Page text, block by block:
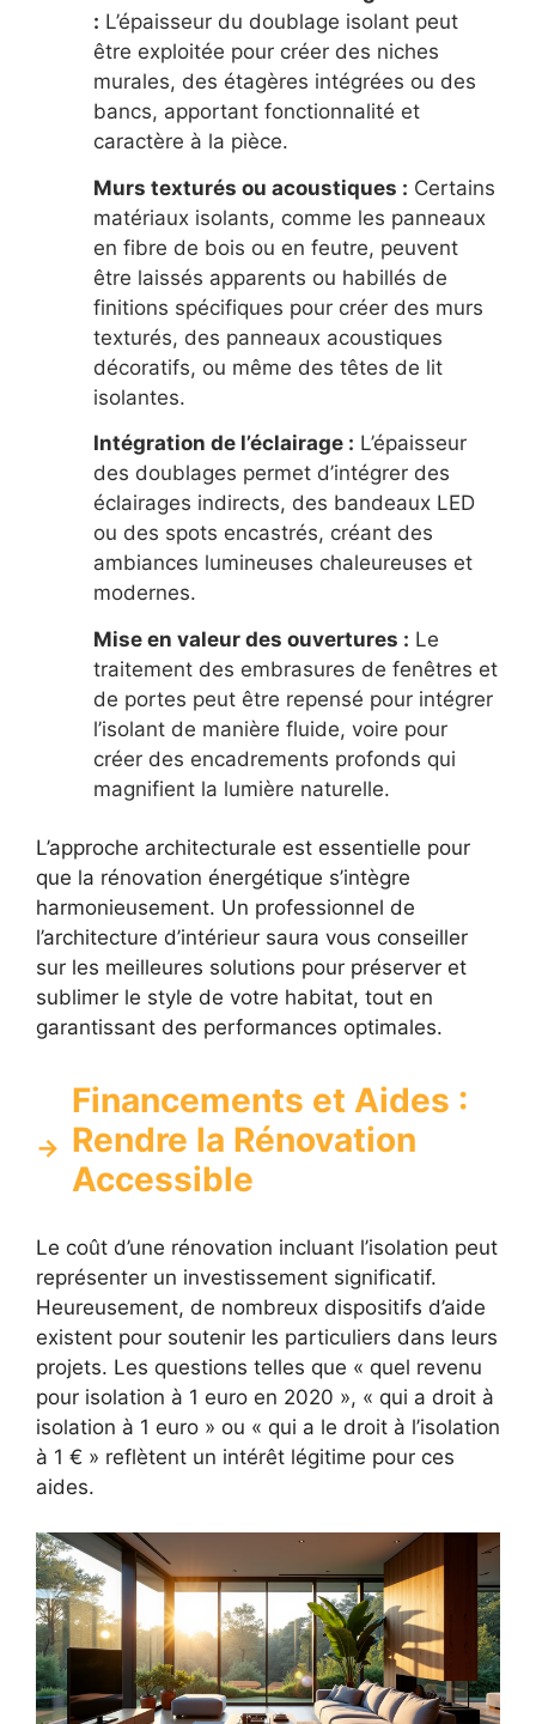
: L’épaisseur du doublage isolant peut
être exploitée pour créer des niches
murales, des étagères intégrées ou des
bancs, apportant fonctionnalité et
caractère à la pièce.
Murs texturés ou acoustiques : Certains
matériaux isolants, comme les panneaux
en fibre de bois ou en feutre, peuvent
être laissés apparents ou habillés de
finitions spécifiques pour créer des murs
texturés, des panneaux acoustiques
décoratifs, ou même des têtes de lit
isolantes.
Intégration de l’éclairage : L’épaisseur
des doublages permet d’intégrer des
éclairages indirects, des bandeaux LED
ou des spots encastrés, créant des
ambiances lumineuses chaleureuses et
modernes.
Mise en valeur des ouvertures : Le
traitement des embrasures de fenêtres et
de portes peut être repensé pour intégrer
l’isolant de manière fluide, voire pour
créer des encadrements profonds qui
magnifient la lumière naturelle.
L’approche architecturale est essentielle pour
que la rénovation énergétique s’intègre
harmonieusement. Un professionnel de
l’architecture d’intérieur saura vous conseiller
sur les meilleures solutions pour préserver et
sublimer le style de votre habitat, tout en
garantissant des performances optimales.
Financements et Aides :
Rendre la Rénovation
Accessible
Le coût d’une rénovation incluant l’isolation peut
représenter un investissement significatif.
Heureusement, de nombreux dispositifs d’aide
existent pour soutenir les particuliers dans leurs
projets. Les questions telles que « quel revenu
pour isolation à 1 euro en 2020 », « qui a droit à
isolation à 1 euro » ou « qui a le droit à l’isolation
à 1 € » reflètent un intérêt légitime pour ces
aides.